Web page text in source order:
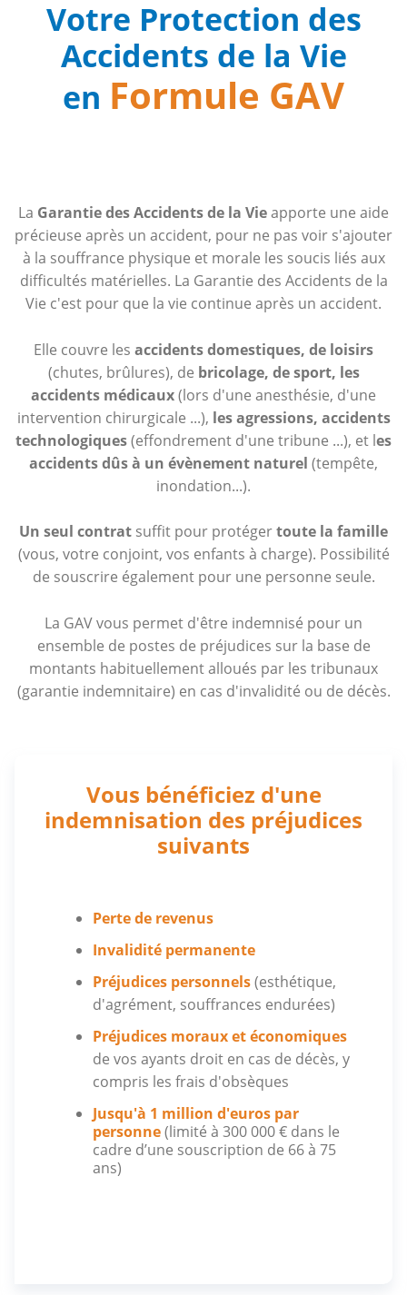
Votre Protection des
Accidents de la Vie
en Formule GAV
La Garantie des Accidents de la Vieapporte une aide
précieuse après un accident, pour ne pas voir s'ajouter
à la souffrance physique et morale les soucis liés aux
difficultés matérielles. La Garantie des Accidents de la
Vie c'est pour que la vie continue après un accident.
Elle couvre les accidents domestiques, de loisirs
(chutes, brûlures), de bricolage, de sport, les
accidents médicaux(lors d'une anesthésie, d'une
intervention chirurgicale ...), les agressions, accidents
technologiques(effondrement d'une tribune ...), et les
accidents dûs à un évènement naturel (tempête,
inondation...).
Un seul contrat suffit pour protégertoute la famille
(vous, votre conjoint, vos enfants à charge). Possibilité
de souscrire également pour une personne seule.
La GAV vous permet d'être indemnisé pour un
ensemble de postes de préjudices sur la base de
montants habituellement alloués par les tribunaux
(garantie indemnitaire) en cas d'invalidité ou de décès.
Vous bénéficiez d'une
indemnisation des préjudices
suivants
Perte de revenus
Invalidité permanente
Préjudices personnels(esthétique,
d'agrément, souffrances endurées)
Préjudices moraux et économiques
de vos ayants droit en cas de décès, y
compris les frais d'obsèques
Jusqu'à 1 million d'euros par
personne(limité à 300 000 € dans le
cadre d’une souscription de 66 à 75
ans)